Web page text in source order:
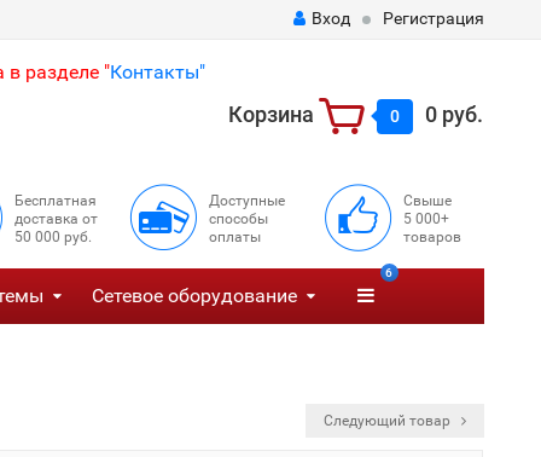
Вход Регистрация
разделе "Контакты"
Корзина 0 0 руб.
Бесплатная
доставка от
50 000 руб.
Доступные
способы
оплаты
Свыше
5 000+
товаров
Сетевое оборудование
6
Следующий товар